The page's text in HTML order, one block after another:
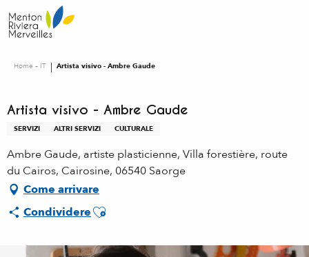
au
contenu
Home – IT Artista visivo - Ambre Gaude
Artista visivo - Ambre Gaude
SERVIZI ALTRI SERVIZI CULTURALE
Ambre Gaude, artiste plasticienne, Villa forestière, route
du Cairos, Cairosine, 06540 Saorge
Come arrivare
CondividereAjouter aux favoris